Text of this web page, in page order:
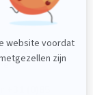
Produkt?